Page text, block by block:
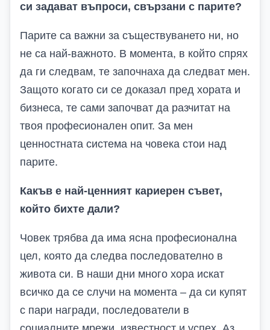
си задават въпроси, свързани с парите?
Парите са важни за съществуването ни, но
не са най-важното. В момента, в който спрях
да ги следвам, те започнаха да следват мен.
Защото когато си се доказал пред хората и
бизнеса, те сами започват да разчитат на
твоя професионален опит. За мен
ценностната система на човека стои над
парите.
Какъв е най-ценният кариерен съвет,
който бихте дали?
Човек трябва да има ясна професионална
цел, която да следва последователно в
живота си. В наши дни много хора искат
всичко да се случи на момента – да си купят
с пари награди, последователи в